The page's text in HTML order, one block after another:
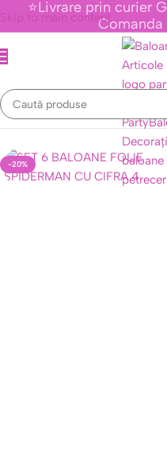
Skip to main content
⭐Livrare prin curier
Tematice Personaje Din
-20%